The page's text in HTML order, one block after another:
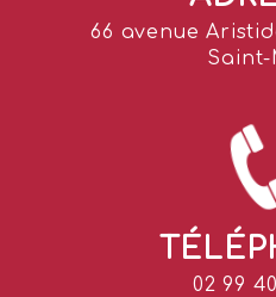
66 avenue
Saint-
02 99